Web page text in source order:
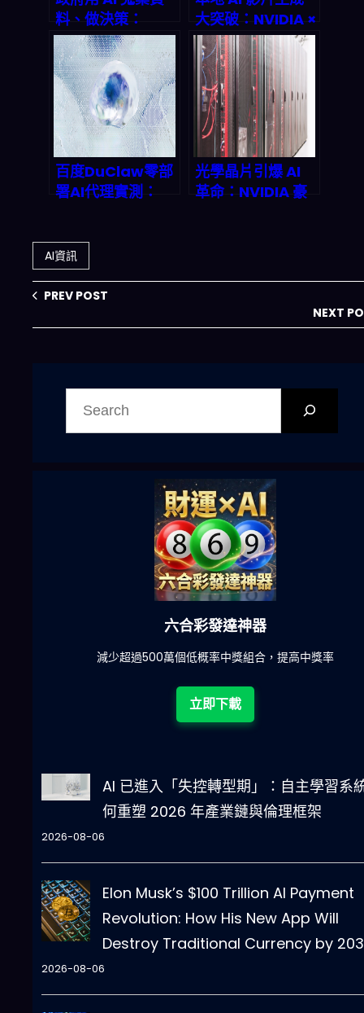
料、做決策：
2026 年你該怎麼
看「效率」背後的
隱私與供應鏈風
險？
大突破：NVIDIA ×
ComfyUI 如何顛
覆遊戲資產生產
線？
百度DuClaw零部
署AI代理實測：
光學晶片引爆 AI
革命：NVIDIA 豪
AI資訊
PREV POST
NEXT
六合彩發達神器
減少超過500萬個低概率中獎組合，提高中獎率
立即下載
AI 已進入「失控轉型期」：自主學習系
何重塑 2026 年產業鏈與倫理框架
2026-08-06
Elon Musk’s $100 Trillion AI Payment
Revolution: How His New App Will
Destroy Traditional Currency by
2026-08-06